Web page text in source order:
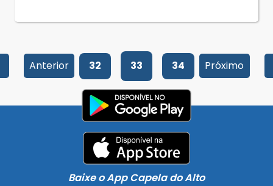
Anterior 32 33 34 Próximo
Baixe o App Capela do Alto